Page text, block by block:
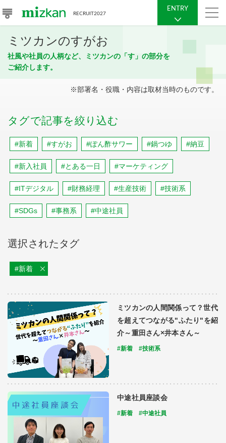
RECRUIT2027
ENTRY
ミツカンのすがお
社風や社員の人柄など、ミツカンの「す」の部分を
ご紹介します。
※部署名・役職・内容は取材当時のものです。
タグで記事を絞り込む
#新着 #すがお #ぽん酢サワー #鍋つゆ #納豆
#新入社員 #とある一日 #マーケティング
#ITデジタル #財務経理 #生産技術 #技術系
#SDGs #事務系 #中途社員
選択されたタグ
#新着
ミツカンの人間関係って？世代
を超えてつながる"ふたり"を紹
介～重田さん×井本さん～
#新着 #技術系
中途社員座談会
#新着 #中途社員